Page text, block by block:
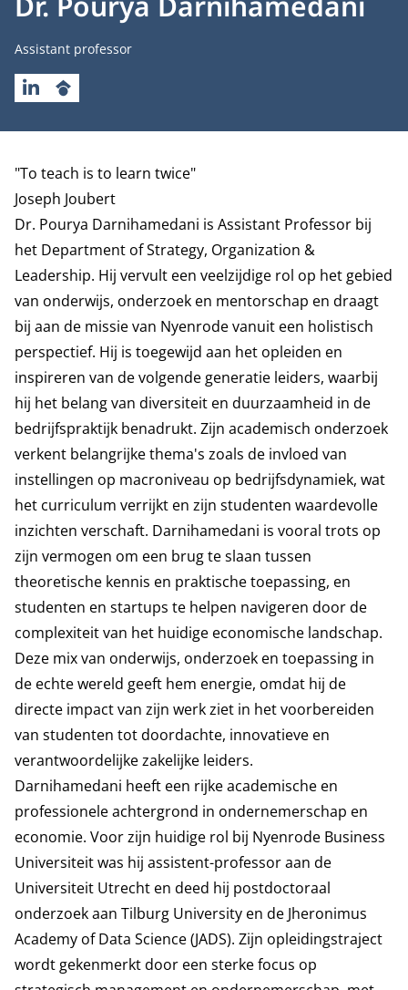
Functietitel
Assistant professor
LINKEDINGOOGLESCHOLAR
Biografie
"To teach is to learn twice"
Joseph Joubert
Dr. Pourya Darnihamedani is Assistant Professor bij
het Department of Strategy, Organization &
Leadership. Hij vervult een veelzijdige rol op het gebied
van onderwijs, onderzoek en mentorschap en draagt
bij aan de missie van Nyenrode vanuit een holistisch
perspectief. Hij is toegewijd aan het opleiden en
inspireren van de volgende generatie leiders, waarbij
hij het belang van diversiteit en duurzaamheid in de
bedrijfspraktijk benadrukt. Zijn academisch onderzoek
verkent belangrijke thema's zoals de invloed van
instellingen op macroniveau op bedrijfsdynamiek, wat
het curriculum verrijkt en zijn studenten waardevolle
inzichten verschaft. Darnihamedani is vooral trots op
zijn vermogen om een brug te slaan tussen
theoretische kennis en praktische toepassing, en
studenten en startups te helpen navigeren door de
complexiteit van het huidige economische landschap.
Deze mix van onderwijs, onderzoek en toepassing in
de echte wereld geeft hem energie, omdat hij de
directe impact van zijn werk ziet in het voorbereiden
van studenten tot doordachte, innovatieve en
verantwoordelijke zakelijke leiders.
Darnihamedani heeft een rijke academische en
professionele achtergrond in ondernemerschap en
economie. Voor zijn huidige rol bij Nyenrode Business
Universiteit was hij assistent-professor aan de
Universiteit Utrecht en deed hij postdoctoraal
onderzoek aan Tilburg University en de Jheronimus
Academy of Data Science (JADS). Zijn opleidingstraject
wordt gekenmerkt door een sterke focus op